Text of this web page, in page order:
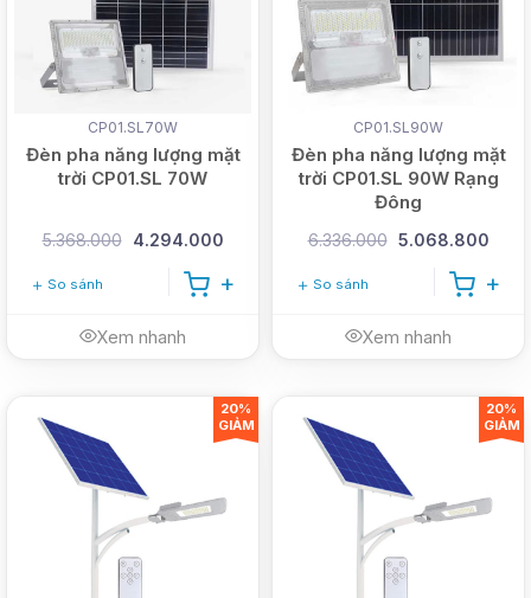
CP01.SL70W
Đèn pha năng lượng mặt
trời CP01.SL 70W
5.368.000 4.294.000
So sánh
Xem nhanh
CP01.SL90W
Đèn pha năng lượng mặt
trời CP01.SL 90W Rạng
Đông
6.336.000 5.068.800
So sánh
Xem nhanh
20%
GIẢM
20%
GIẢM